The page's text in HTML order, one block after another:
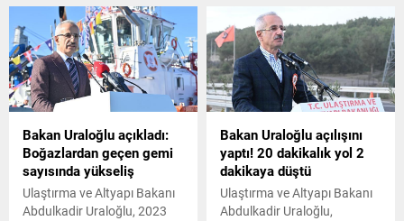
işlenerek kent ekonomisine
50 milyon TL katkı
sağlanıyor. Bamya
toptancısı Hüseyin Gökhan
Gönözer, “Bamya 5 ayda 200
haneye ekmek kapısı oluyor”
satamayan sürücüler fiyat
kırmaya devam ediyor. Peki
sıfır otoda durum ne? İşte
detaylar...
Bakan Uraloğlu açıkladı:
Boğazlardan geçen gemi
sayısında yükseliş
Ulaştırma ve Altyapı Bakanı
Abdulkadir Uraloğlu, 2023
Bakan Uraloğlu açılışını
yaptı! 20 dakikalık yol 2
dakikaya düştü
Ulaştırma ve Altyapı Bakanı
Abdulkadir Uraloğlu,